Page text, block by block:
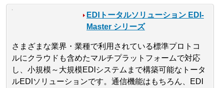
EDIトータルソリューション EDI-
Master シリーズ
さまざまな業界・業種で利用されている標準プロトコ
ルにクラウドも含めたマルチプラットフォームで対応
し、小規模～大規模EDIシステムまで構築可能なトータ
ルEDIソリューションです。通信機能はもちろん、EDI